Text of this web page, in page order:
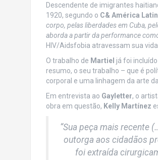
Descendente de imigrantes
1920, segundo o C& América
corpo, pelas liberdades em Cuba,
aborda a partir da performance
HIV/Aidsfobia atravessam sua vida
O trabalho de Martiel já foi
resumo, o seu trabalho – que é
corporal e uma linhagem da arte
Em entrevista ao Gayletter, o
obra em questão, Kelly Martínez
“Sua peça mais recente
outorga aos cidadãos
foi extraída